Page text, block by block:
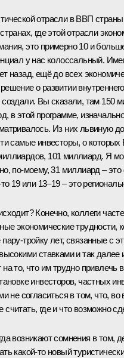
отрасли в ВВП
где этой отрасли
это примерно 10 и
у нас колоссальный.
назад, ещё до всех
о развитии
создали. Вы сказали, там 150
в этой программе,
Из них львиную
самые инвесторы, о
101 миллиард. Я
по‑моему, 31 миллиард –
19 или 13–19 – это
Конечно, коллеги
экономические трудности,
тройку лет, связанные с
ставками и так далее
то, что им трудно привлечь
инвесторов, частных
не согласиться в том, что,
где и что возможно
возникают сомнения в том,
какой‑то новый